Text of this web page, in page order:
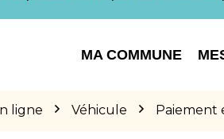
MA COMMUNE
ligne Véhicule Paiement